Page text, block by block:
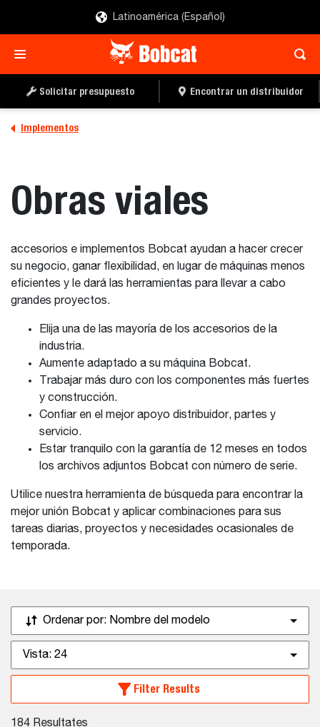
Latinoamérica (Español)
Solicitar presupuesto Encontrar un distribuidor
Implementos
Obras viales
accesorios e implementos Bobcat ayudan a hacer crecer
su negocio, ganar flexibilidad, en lugar de máquinas menos
eficientes y le dará las herramientas para llevar a cabo
grandes proyectos.
Elija una de las mayoría de los accesorios de la
industria.
Aumente adaptado a su máquina Bobcat.
Trabajar más duro con los componentes más fuertes
y construcción.
Confiar en el mejor apoyo distribuidor, partes y
servicio.
Estar tranquilo con la garantía de 12 meses en todos
los archivos adjuntos Bobcat con número de serie.
Utilice nuestra herramienta de búsqueda para encontrar la
mejor unión Bobcat y aplicar combinaciones para sus
tareas diarias, proyectos y necesidades ocasionales de
temporada.
Ordenar por: Nombre del modelo
Vista: 24
Filter Results
184 Resultates